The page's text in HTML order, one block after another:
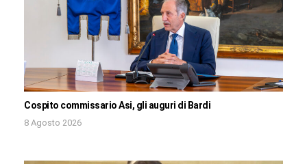
Cospito commissario Asi, gli auguri di Bardi
8 Agosto 2026